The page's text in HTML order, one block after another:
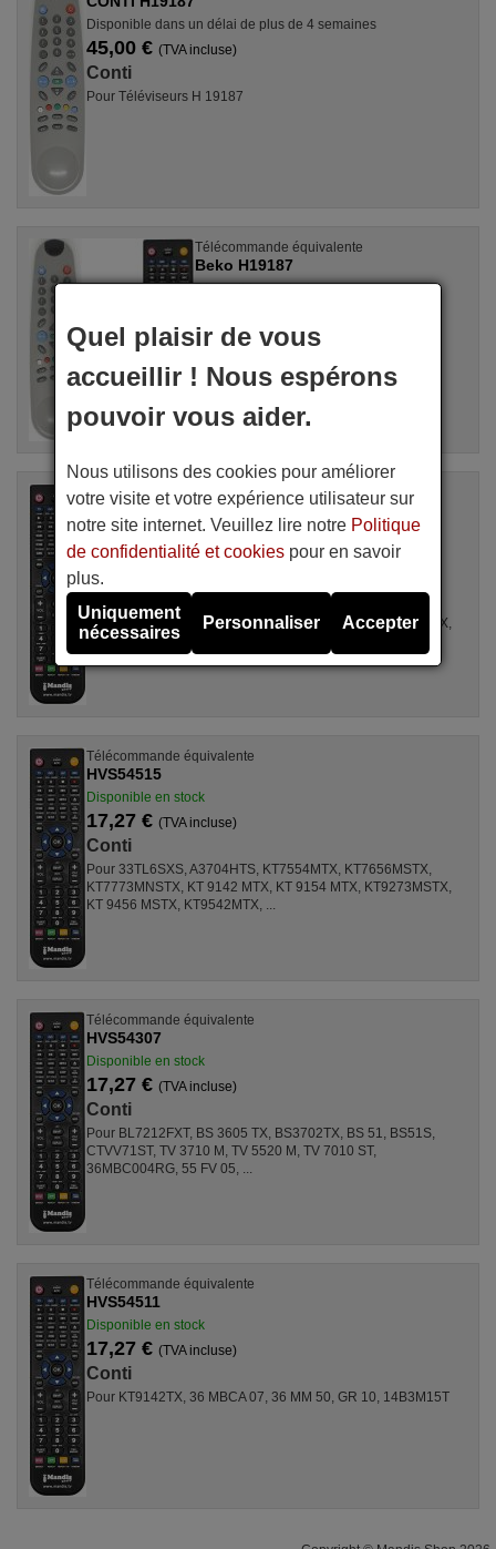
Disponible dans un délai de plus de 4 semaines
45,00 € (TVA incluse)
Conti
Pour Téléviseurs H 19187
Télécommande équivalente
Beko H19187
Disponible en stock
Pour H 19187
Télécommande équivalente
SEC2858
Disponible en stock
17,27 €(TVA incluse)
Conti
Pour 33TL6SXS, 40TFT1704, A3704HTS, KT7554MTX,
KT7656MSTX, KT7773MNSTX, KT 9142 MTX, KT 9154 MTX,
KT9273MSTX, KT 9456 MSTX, ...
Télécommande équivalente
HVS54515
Disponible en stock
17,27 € (TVA incluse)
Conti
Pour 33TL6SXS, A3704HTS, KT7554MTX, KT7656MSTX,
KT7773MNSTX, KT 9142 MTX, KT 9154 MTX, KT9273MSTX,
KT 9456 MSTX, KT9542MTX, ...
Télécommande équivalente
HVS54307
Disponible en stock
17,27 € (TVA incluse)
Conti
Pour BL7212FXT, BS 3605 TX, BS3702TX, BS 51, BS51S,
CTVV71ST, TV 3710 M, TV 5520 M, TV 7010 ST,
36MBC004RG, 55 FV 05, ...
Télécommande équivalente
HVS54511
Disponible en stock
17,27 € (TVA incluse)
Conti
Pour KT9142TX, 36 MBCA 07, 36 MM 50, GR 10, 14B3M15T
Quel plaisir de vous
accueillir ! Nous espérons
pouvoir vous aider.
Nous utilisons des cookies pour améliorer
votre visite et votre expérience utilisateur sur
notre site internet. Veuillez lire notre Politique
de confidentialité et cookies pour en savoir
plus.
Uniquement
nécessaires
Personnaliser Accepter